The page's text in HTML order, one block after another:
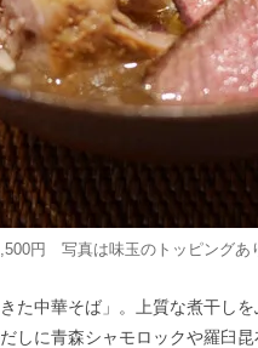
円 写真は味玉のトッピング
た中華そば」。上質な煮干し
しに青森シャモロックや羅臼